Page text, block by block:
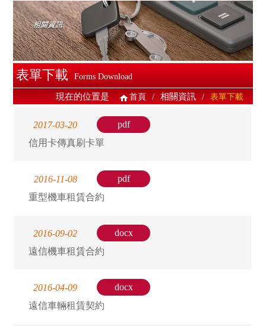
表單下載 Forms Download
現在的位置是 首頁 / 相關資訊 / 表單下載
2017-03-20
pdf
信用卡傳真刷卡單
2016-11-08
pdf
重型機車租賃合約
2016-09-02
docx
遠信機車租賃合約
2016-04-09
docx
遠信車輛租賃契約